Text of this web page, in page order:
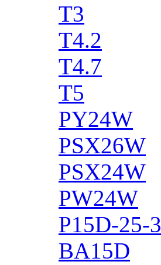
T3
T4.2
T4.7
T5
PY24W
PSX26W
PSX24W
PW24W
P15D-25-3
BA15D